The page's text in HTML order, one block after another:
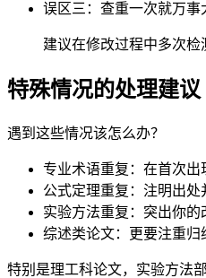
误区三：查重一次就万事
建议在修改过程中多次检
特殊情况的处理建议
遇到这些情况该怎么办？
专业术语重复：在首次出
公式定理重复：注明出处
实验方法重复：突出你的
综述类论文：更要注重归
特别是理工科论文，实验方法